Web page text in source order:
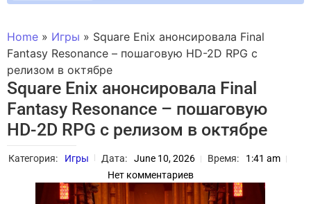
Сценарий для второго сезона “Peacemaker” готов
Home » Игры » Square Enix анонсировала Final
Fantasy Resonance – пошаговую HD-2D RPG с
релизом в октябре
Square Enix анонсировала Final
Fantasy Resonance – пошаговую
HD-2D RPG с релизом в октябре
Категория: Игры Дата: June 10, 2026 Время:
1:41 am
Нет комментариев